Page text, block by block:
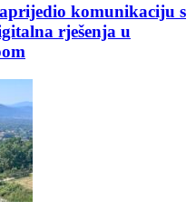
komunikaciju s
rješenja u